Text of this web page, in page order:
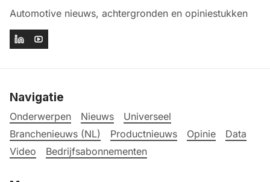
Automotive nieuws, achtergronden en opiniestukken
Navigatie
Onderwerpen Nieuws
Universeel
Branchenieuws (NL)
Productnieuws Opinie
Data
Video
Bedrijfsabonnementen